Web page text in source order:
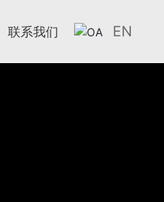
联系我们 EN